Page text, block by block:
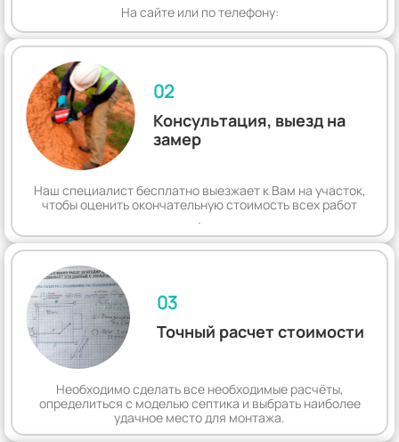
На сайте или по телефону:
02
Консультация, выезд на
замер
Наш специалист бесплатно выезжает к Вам на участок,
чтобы оценить окончательную стоимость всех работ
.
03
Точный расчет стоимости
Необходимо сделать все необходимые расчёты,
определиться с моделью септика и выбрать наиболее
удачное место для монтажа.